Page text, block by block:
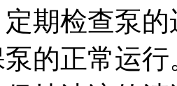
期检查泵
的正常运行